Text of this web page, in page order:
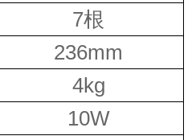
7根
236mm
4kg
10W